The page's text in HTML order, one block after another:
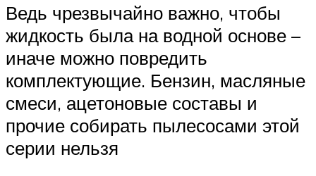
Ведь чрезвычайно важно, чтобы
жидкость была на водной основе –
иначе можно повредить
комплектующие. Бензин, масляные
смеси, ацетоновые составы и
прочие собирать пылесосами этой
серии нельзя